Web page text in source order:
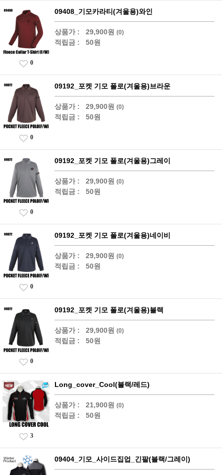
09408_기모카라티(겨울용)와인
상품가 : 29,900원 (0)
적립금 : 50원
0
09192_포켓 기모 폴로(겨울용)브라운
상품가 : 29,900원 (0)
적립금 : 50원
0
09192_포켓 기모 폴로(겨울용)그레이
상품가 : 29,900원 (0)
적립금 : 50원
0
09192_포켓 기모 폴로(겨울용)네이비
상품가 : 29,900원 (0)
적립금 : 50원
0
09192_포켓 기모 폴로(겨울용)블랙
상품가 : 29,900원 (0)
적립금 : 50원
0
Long_cover_Cool(블랙/레드)
상품가 : 21,900원 (0)
적립금 : 50원
3
09404_기모_사이드집업_긴팔(블랙/그레이)